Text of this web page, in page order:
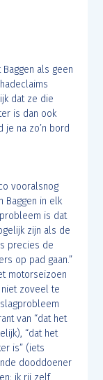
als geen
dat ze die
is dan ook
je na zo’n bord
vooralsnog
Baggen in elk
is dat
zijn als de
precies de
op pad gaan.”
motorseizoen
zoveel te
van “dat het
“dat het
is” (iets
dooddoener
ik rij zelf